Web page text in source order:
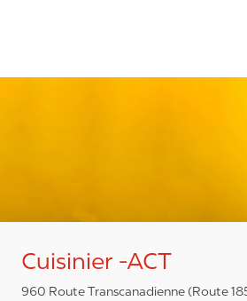
Cuisinier -ACT
960 Route Transcanadienne (Route